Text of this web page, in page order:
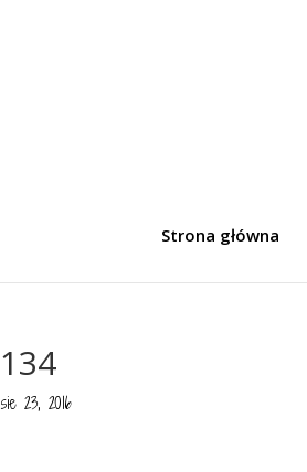
Strona główna
134
sie 23, 2016